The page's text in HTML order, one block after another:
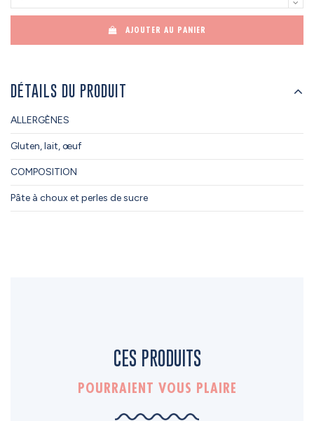
AJOUTER AU PANIER
DÉTAILS DU PRODUIT
ALLERGÈNES
Gluten, lait, œuf
COMPOSITION
Pâte à choux et perles de sucre
CES PRODUITS
POURRAIENT VOUS PLAIRE